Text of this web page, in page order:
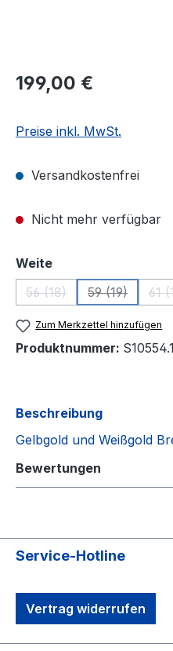
Regulärer Preis:
199,00 €
Preise inkl. MwSt.
Versandkostenfrei
Nicht mehr verfügbar
Weiteauswählen
56 (18)
(Diese Option ist zurzeit
59 (19)
(Diese
61
Zum Merkzettel hinzufügen
Produktnummer: S10554.1
Beschreibung
Gelbgold und Weißgold
Bewertungen
Service-Hotline
Vertrag widerrufen